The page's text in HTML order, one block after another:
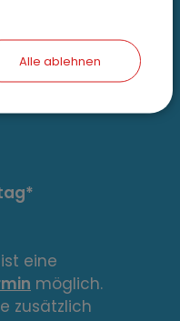
eine
möglich.
zusätzlich
Alle ablehnen